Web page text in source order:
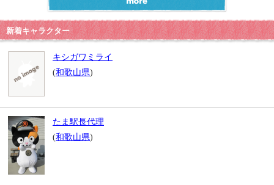
新着キャラクター
キシガワミライ
(和歌山県)
たま駅長代理
(和歌山県)